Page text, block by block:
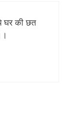
घर की छत